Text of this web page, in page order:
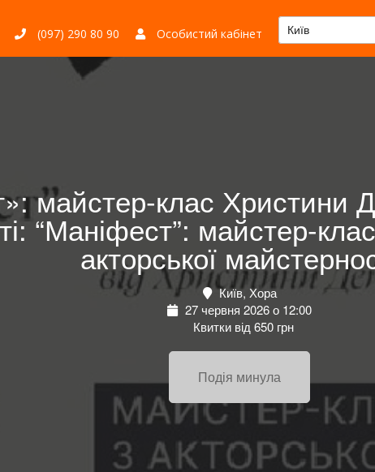
(097) 290 80 90 Особистий кабінет Київ
майстер-клас Христини
“Маніфест”: майстер-
акторської
Київ, Хора
27 червня 2026 о 12:00
Квитки від 650 грн
Подія минула